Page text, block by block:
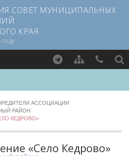
СОВЕТ МУНИЦИПАЛЬНЫХ
КРАЯ
Найти
АССОЦИАЦИИ
РАЙОН
КЕДРОВО»
«Село Кедрово»